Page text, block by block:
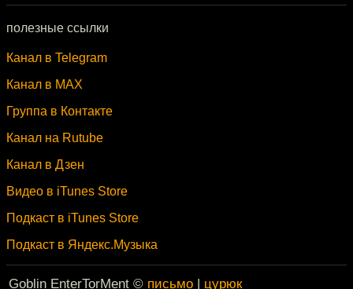
полезные ссылки
Канал в Telegram
Канал в MAX
Группа в Контакте
Канал на Rutube
Канал в Дзен
Видео в iTunes Store
Подкаст в iTunes Store
Подкаст в Яндекс.Музыка
Goblin EnterTorMent © письмо | цурюк